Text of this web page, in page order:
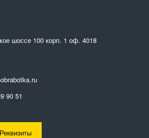
шоссе 100 корп. 1 оф. 4018
90 51
Реквизиты